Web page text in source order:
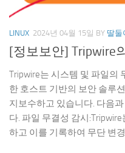
LINUX 2024년 04월 15일 BY 딸둘
[정보보안] Tripwire
Tripwire는 시스템 및 파일의
한 호스트 기반의 보안 솔루
지보수하고 있습니다. 다음
다. 파일 무결성 감시
하고 이를 기록하여 무단 변